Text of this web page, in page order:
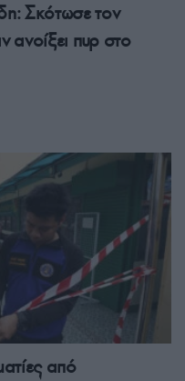
Σκότωσε τον
ανοίξει πυρ στο
από